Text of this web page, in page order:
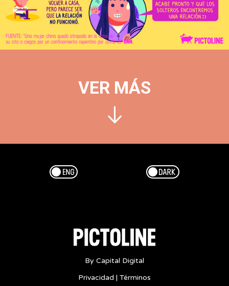
VER MÁS
Esp/Eng Dark/Light
By Capital Digital
Privacidad | Términos